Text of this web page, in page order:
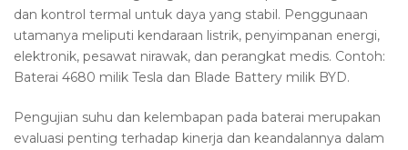
dan kontrol termal untuk daya yang stabil. Penggunaan
utamanya meliputi kendaraan listrik, penyimpanan energi,
elektronik, pesawat nirawak, dan perangkat medis. Contoh:
Baterai 4680 milik Tesla dan Blade Battery milik BYD.
Pengujian suhu dan kelembapan pada baterai merupakan
evaluasi penting terhadap kinerja dan keandalannya dalam